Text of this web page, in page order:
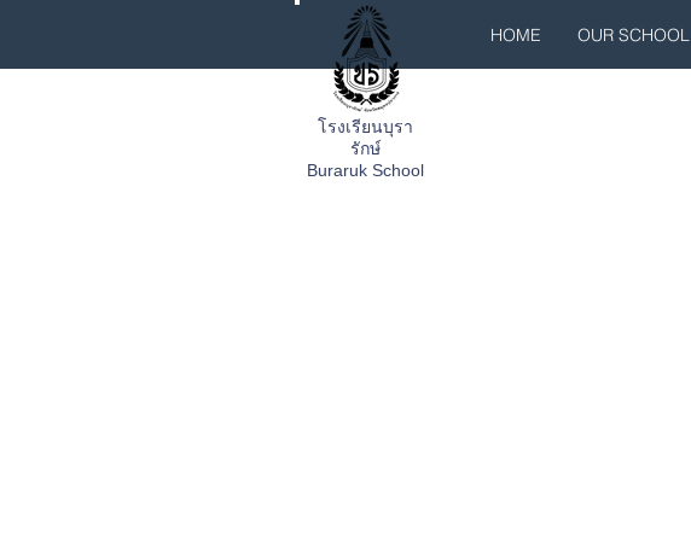
HOME OUR SCHOOL
โรงเรียนบุรา
รักษ์
Buraruk School